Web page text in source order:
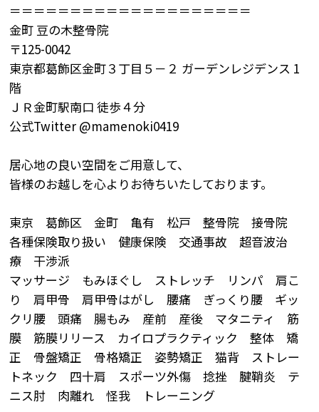
＝＝＝＝＝＝＝＝＝＝＝＝＝＝＝＝＝＝＝＝
金町 豆の木整骨院
〒125-0042
東京都葛飾区金町３丁目５－２ ガーデンレジデンス 1
階
ＪＲ金町駅南口 徒歩４分
公式Twitter @mamenoki0419
居心地の良い空間をご用意して、
皆様のお越しを心よりお待ちいたしております。
東京 葛飾区 金町 亀有 松戸 整骨院 接骨院
各種保険取り扱い 健康保険 交通事故 超音波治
療 干渉派
マッサージ もみほぐし ストレッチ リンパ 肩こ
り 肩甲骨 肩甲骨はがし 腰痛 ぎっくり腰 ギッ
クリ腰 頭痛 腸もみ 産前 産後 マタニティ 筋
膜 筋膜リリース カイロプラクティック 整体 矯
正 骨盤矯正 骨格矯正 姿勢矯正 猫背 ストレー
トネック 四十肩 スポーツ外傷 捻挫 腱鞘炎 テ
ニス肘 肉離れ 怪我 トレーニング